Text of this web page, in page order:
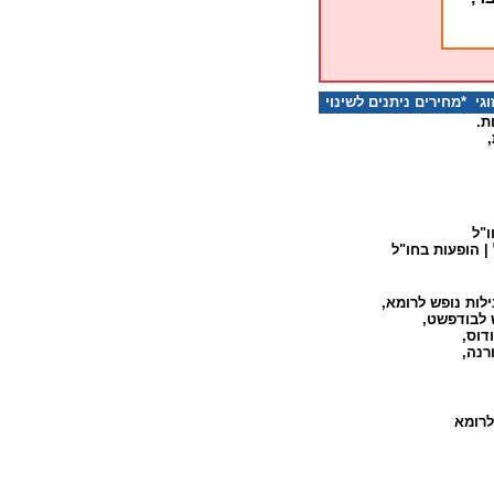
*מחירים ניתנים לשינוי
הופעות בחו"ל
נופש לרומא,
לבודפשט,
,
,